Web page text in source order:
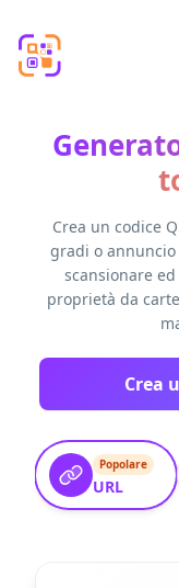
Crea un codice
gradi o
scansionare
proprietà da
Crea
Popolare
URL